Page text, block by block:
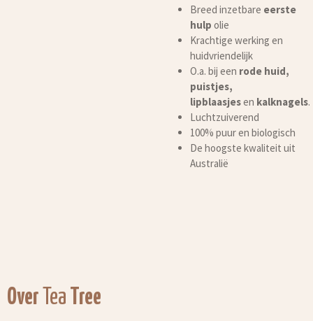
Breed inzetbare eerste
hulp olie
Krachtige werking en
huidvriendelijk
O.a. bij een rode huid,
puistjes,
lipblaasjesen kalknagels.
Luchtzuiverend
100% puur en biologisch
De hoogste kwaliteit uit
Australië
Over Tea Tree